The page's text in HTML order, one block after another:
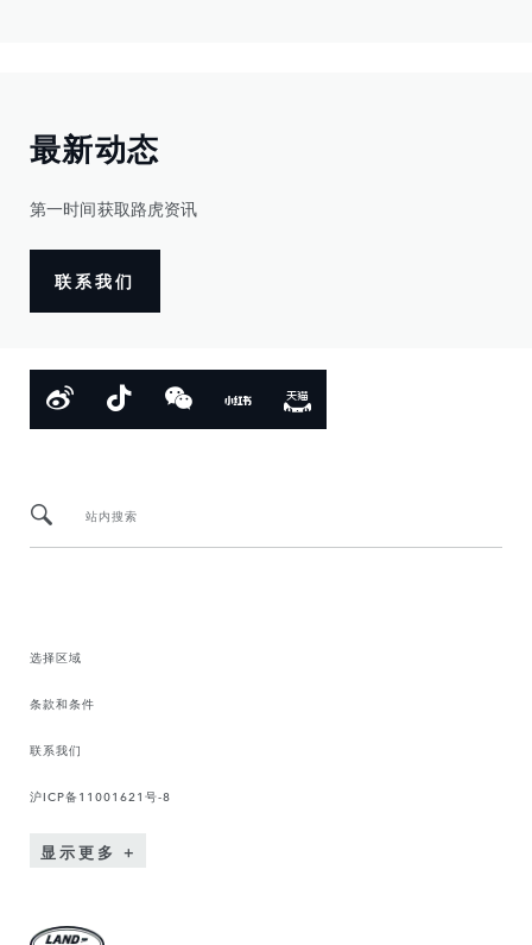
最新动态
第一时间获取路虎资讯
联系我们
站内搜索
选择区域
条款和条件
联系我们
沪ICP备11001621号-8
显示更多